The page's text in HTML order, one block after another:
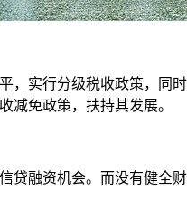
，实行分级税收政策，同
减免政策，扶持其发展。
贷融资机会。而没有健全